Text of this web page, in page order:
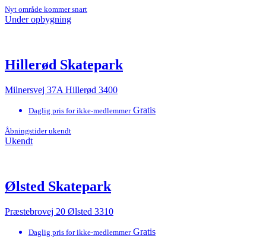
Nyt område kommer snart
Under opbygning
Hillerød Skatepark
Milnersvej 37A Hillerød 3400
Daglig pris for ikke-medlemmer Gratis
Åbningstider ukendt
Ukendt
Ølsted Skatepark
Præstebrovej 20 Ølsted 3310
Daglig pris for ikke-medlemmer Gratis